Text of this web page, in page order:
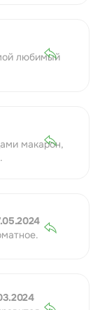
любимый
макарон,